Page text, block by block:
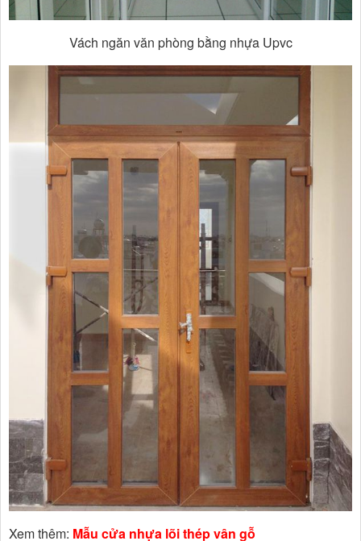
Vách ngăn văn phòng bằng nhựa Upvc
Xem thêm: Mẫu cửa nhựa lõi thép vân gỗ